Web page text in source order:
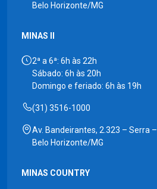
Belo Horizonte/MG
MINAS II
2ª a 6ª: 6h às 22h
Sábado: 6h às 20h
Domingo e feriado: 6h às 19h
(31) 3516-1000
Av. Bandeirantes, 2.323 – Serra –
Belo Horizonte/MG
MINAS COUNTRY